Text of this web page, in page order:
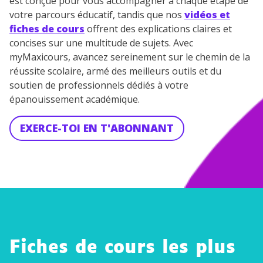
votre parcours éducatif, tandis que nos vidéos et
fiches de cours offrent des explications claires et
concises sur une multitude de sujets. Avec
myMaxicours, avancez sereinement sur le chemin de la
réussite scolaire, armé des meilleurs outils et du
soutien de professionnels dédiés à votre
épanouissement académique.
EXERCE-TOI EN T'ABONNANT
Fiches de cours les plus